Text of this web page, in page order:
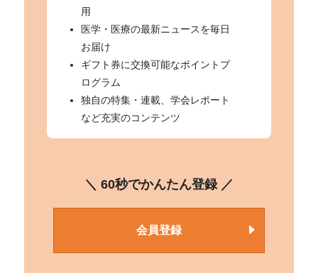
用
医学・医療の最新ニュースを毎日
お届け
ギフト券に交換可能なポイントプ
ログラム
独自の特集・連載、学会レポート
など充実のコンテンツ
＼ 60秒でかんたん登録 ／
会員登録